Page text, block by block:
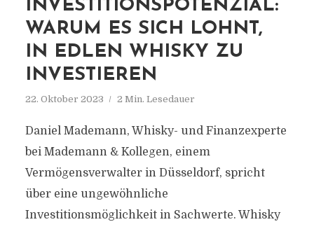
INVESTITIONSPOTENZIAL:
WARUM ES SICH LOHNT,
IN EDLEN WHISKY ZU
INVESTIEREN
22. Oktober 2023 2 Min. Lesedauer
Daniel Mademann, Whisky- und Finanzexperte
bei Mademann & Kollegen, einem
Vermögensverwalter in Düsseldorf, spricht
über eine ungewöhnliche
Investitionsmöglichkeit in Sachwerte. Whisky